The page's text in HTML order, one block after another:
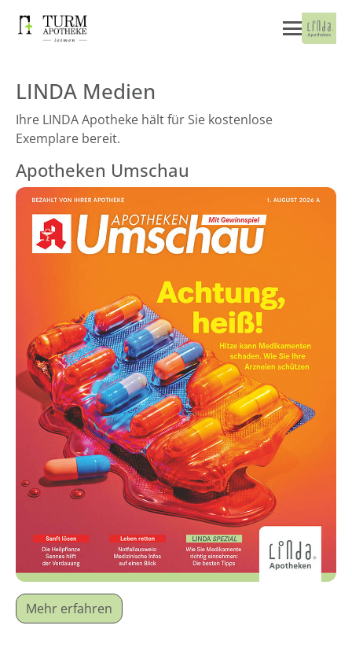
LINDA Medien
Ihre LINDA Apotheke hält für Sie kostenlose
Exemplare bereit.
Apotheken Umschau
Mehr erfahren